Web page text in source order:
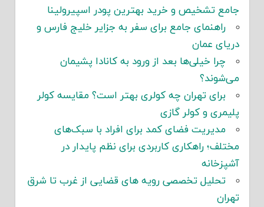
جامع تشخیص و خرید بهترین پودر اسپیرولینا
راهنمای جامع برای سفر به جزایر خلیج فارس و
دریای عمان
چرا خیلی‌ها بعد از ورود به کانادا پشیمان
می‌شوند؟
برای تهران چه کولری بهتر است؟ مقایسه کولر
پلیمری و کولر گازی
مدیریت فضای کمد برای افراد با سبک‌های
مختلف؛ راهکاری کاربردی برای نظم پایدار در
آشپزخانه
تحلیل تخصصی رویه های قضایی از غرب تا شرق
تهران